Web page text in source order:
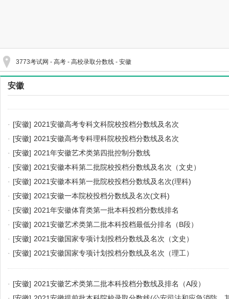
3773考试网 - 高考 - 高校录取分数线 - 安徽
安徽
· [安徽] 2021安徽高考专科文科院校投档分数线及名次
· [安徽] 2021安徽高考专科理科院校投档分数线及名次
· [安徽] 2021年安徽艺术类第四批控制分数线
· [安徽] 2021安徽本科第二批院校投档分数线及名次（文史）
· [安徽] 2021安徽本科第一批院校投档分数线及名次(理科)
· [安徽] 2021安徽一本院校投档分数线及名次(文科)
· [安徽] 2021年安徽体育类第一批本科投档分数线排名
· [安徽] 2021安徽艺术类第二批本科投档最低分排名（B段）
· [安徽] 2021安徽国家专项计划投档分数线及名次（文史）
· [安徽] 2021安徽国家专项计划投档分数线及名次（理工）
· [安徽] 2021安徽艺术类第二批本科投档分数线及排名（A段）